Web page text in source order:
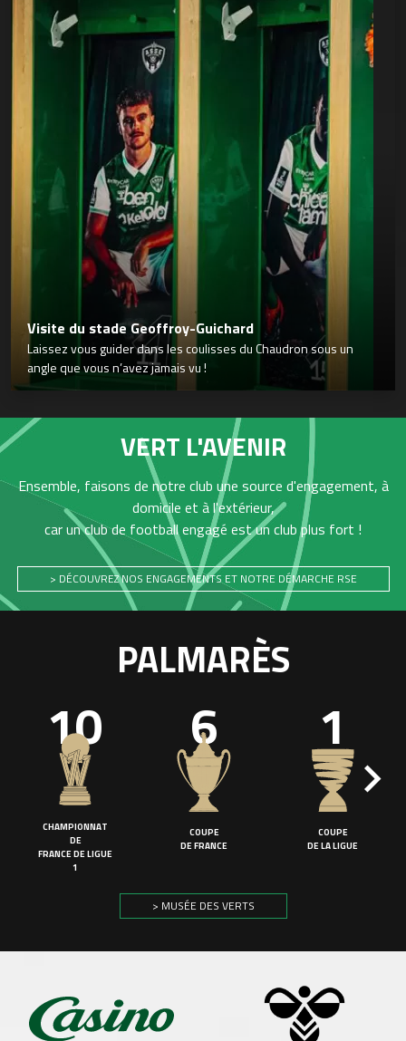
Visite du stade Geoffroy-Guichard
Laissez vous guider dans les coulisses du Chaudron sous un
angle que vous n’avez jamais vu !
VERT L'AVENIR
Ensemble, faisons de notre club une source d'engagement, à
domicile et à l'extérieur,
car un club de football engagé est un club plus fort !
> DÉCOUVREZ NOS ENGAGEMENTS ET NOTRE DÉMARCHE RSE
PALMARÈS
10
CHAMPIONNAT
DE
FRANCE DE LIGUE
1
6
COUPE
DE FRANCE
1
COUPE
DE LA LIGUE
> MUSÉE DES VERTS